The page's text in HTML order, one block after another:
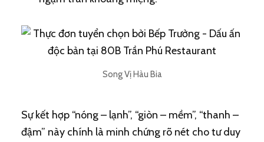
Song Vị Hàu Bia
Sự kết hợp “nóng – lạnh”, “giòn – mềm”, “thanh –
đậm” này chính là minh chứng rõ nét cho tư duy